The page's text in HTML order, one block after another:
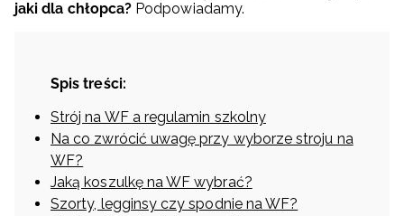
jaki dla chłopca? Podpowiadamy.
Spis treści:
Strój na WF a regulamin szkolny
Na co zwrócić uwagę przy wyborze stroju na
WF?
Jaką koszulkę na WF wybrać?
Szorty, legginsy czy spodnie na WF?